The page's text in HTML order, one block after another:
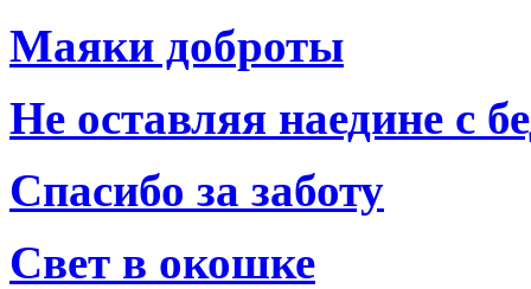
Маяки доброты
Не оставляя наедине с
Спасибо за заботу
Свет в окошке